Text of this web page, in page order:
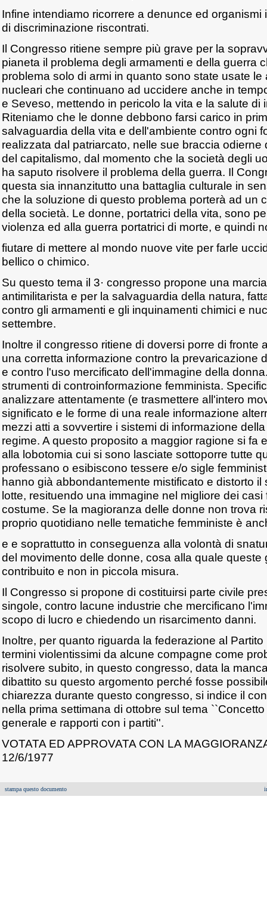
Infine intendiamo ricorrere a denunce ed organismi
di discriminazione riscontrati.
Il Congresso ritiene sempre più grave per la
pianeta il problema degli armamenti e della guerra
problema solo di armi in quanto sono state usate le
nucleari che continuano ad uccidere anche in
e Seveso, mettendo in pericolo la vita e la salute di
Riteniamo che le donne debbono farsi carico in
salvaguardia della vita e dell'ambiente contro ogni
realizzata dal patriarcato, nelle sue braccia odierne
del capitalismo, dal momento che la società degli
ha saputo risolvere il problema della guerra. Il
questa sia innanzitutto una battaglia culturale in
che la soluzione di questo problema porterà ad un
della società. Le donne, portatrici della vita, sono
violenza ed alla guerra portatrici di morte, e quindi
fiutare di mettere al mondo nuove vite per farle
bellico o chimico.
Su questo tema il 3· congresso propone una
antimilitarista e per la salvaguardia della natura,
contro gli armamenti e gli inquinamenti chimici e
settembre.
Inoltre il congresso ritiene di doversi porre di fronte
una corretta informazione contro la prevaricazione
e contro l'uso mercificato dell'immagine della
strumenti di controinformazione femminista.
analizzare attentamente (e trasmettere all'intero
significato e le forme di una reale informazione
mezzi atti a sovvertire i sistemi di informazione
regime. A questo proposito a maggior ragione si fa
alla lobotomia cui si sono lasciate sottoporre tutte
professano o esibiscono tessere e/o sigle
hanno già abbondantemente mistificato e distorto il
lotte, resituendo una immagine nel migliore dei casi
costume. Se la magioranza delle donne non trova
proprio quotidiano nelle tematiche femministe è
e e soprattutto in conseguenza alla volontà di
del movimento delle donne, cosa alla quale queste
contribuito e non in piccola misura.
Il Congresso si propone di costituirsi parte civile
singole, contro lacune industrie che mercificano
scopo di lucro e chiedendo un risarcimento danni.
Inoltre, per quanto riguarda la federazione al
termini violentissimi da alcune compagne come
risolvere subito, in questo congresso, data la
dibattito su questo argomento perché fosse
chiarezza durante questo congresso, si indice il
nella prima settimana di ottobre sul tema
generale e rapporti con i partiti''.
VOTATA ED APPROVATA CON LA
12/6/1977
stampa questo documento